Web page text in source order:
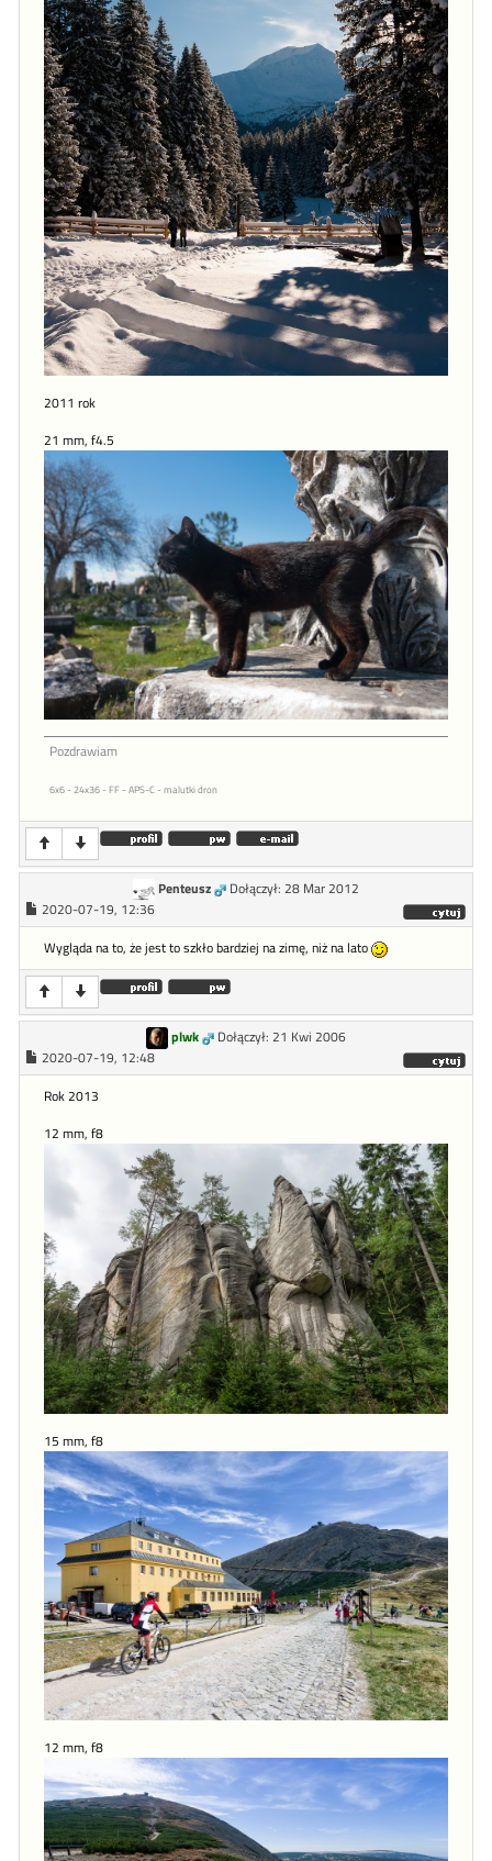
2011 rok
21 mm, f4.5
Pozdrawiam
6x6 - 24x36 - FF - APS-C - malutki dron
Penteusz
Dołączył: 28 Mar 2012
2020-07-19, 12:36
Wygląda na to, że jest to szkło bardziej na zimę, niż na lato
plwk
Dołączył: 21 Kwi 2006
2020-07-19, 12:48
Rok 2013
12 mm, f8
15 mm, f8
12 mm, f8